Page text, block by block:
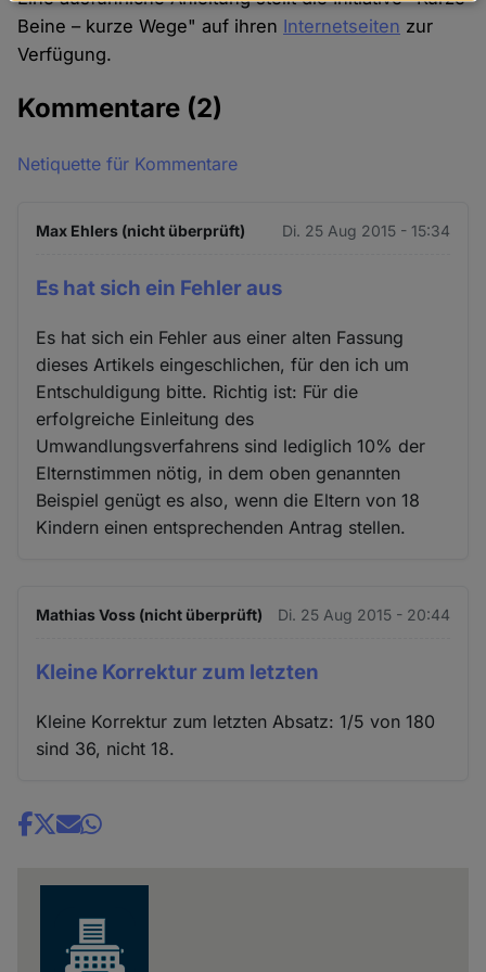
Beine – kurze Wege" auf ihren Internetseiten zur
Verfügung.
Kommentare (2)
Netiquette für Kommentare
Max Ehlers (nicht überprüft) Di. 25 Aug 2015 - 15:34
Es hat sich ein Fehler aus
Es hat sich ein Fehler aus einer alten Fassung
dieses Artikels eingeschlichen, für den ich um
Entschuldigung bitte. Richtig ist: Für die
erfolgreiche Einleitung des
Umwandlungsverfahrens sind lediglich 10% der
Elternstimmen nötig, in dem oben genannten
Beispiel genügt es also, wenn die Eltern von 18
Kindern einen entsprechenden Antrag stellen.
Mathias Voss (nicht überprüft) Di. 25 Aug 2015 - 20:44
Kleine Korrektur zum letzten
Kleine Korrektur zum letzten Absatz: 1/5 von 180
sind 36, nicht 18.
Share
und
Cookies